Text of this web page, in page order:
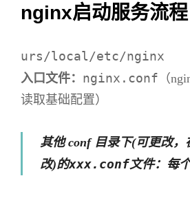
nginx启动服务流程
urs/local/etc/nginx
入口文件： nginx.conf （
读取基础配置）
其他 conf 目录下(可更改，
改)的xxx.conf文件：每